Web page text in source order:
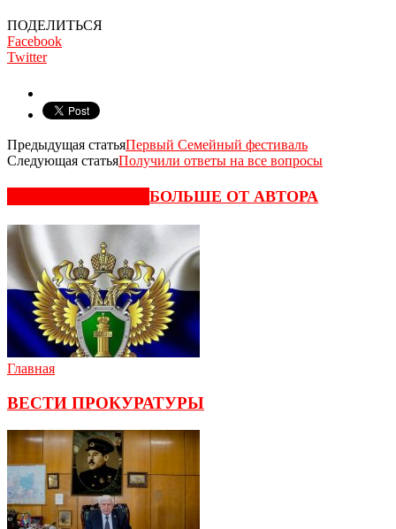
ПОДЕЛИТЬСЯ
Facebook
Twitter
Предыдущая статьяПервый Семейный фестиваль
Следующая статьяПолучили ответы на все вопросы
БОЛЬШЕ ОТ АВТОРА
Главная
ВЕСТИ ПРОКУРАТУРЫ